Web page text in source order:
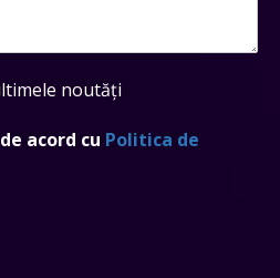
noutăți
acord cu Politica de